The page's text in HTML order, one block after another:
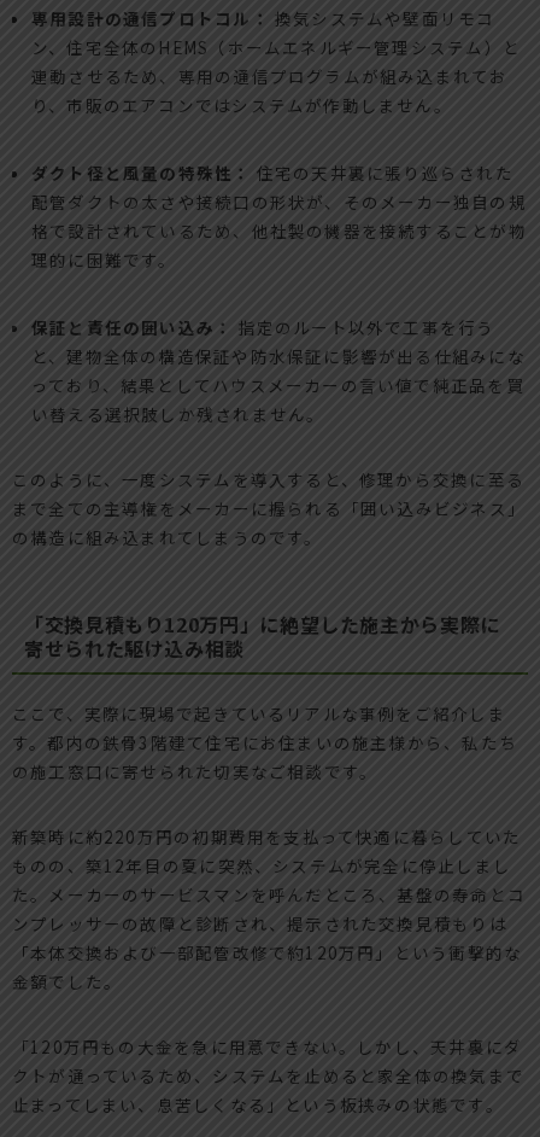
専用設計の通信プロトコル： 換気システムや壁面リモコ
ン、住宅全体のHEMS（ホームエネルギー管理システム）と
連動させるため、専用の通信プログラムが組み込まれてお
り、市販のエアコンではシステムが作動しません。
ダクト径と風量の特殊性： 住宅の天井裏に張り巡らされた
配管ダクトの太さや接続口の形状が、そのメーカー独自の規
格で設計されているため、他社製の機器を接続することが物
理的に困難です。
保証と責任の囲い込み： 指定のルート以外で工事を行う
と、建物全体の構造保証や防水保証に影響が出る仕組みにな
っており、結果としてハウスメーカーの言い値で純正品を買
い替える選択肢しか残されません。
このように、一度システムを導入すると、修理から交換に至る
まで全ての主導権をメーカーに握られる「囲い込みビジネス」
の構造に組み込まれてしまうのです。
「交換見積もり120万円」に絶望した施主から実際に
寄せられた駆け込み相談
ここで、実際に現場で起きているリアルな事例をご紹介しま
す。都内の鉄骨3階建て住宅にお住まいの施主様から、私たち
の施工窓口に寄せられた切実なご相談です。
新築時に約220万円の初期費用を支払って快適に暮らしていた
ものの、築12年目の夏に突然、システムが完全に停止しまし
た。メーカーのサービスマンを呼んだところ、基盤の寿命とコ
ンプレッサーの故障と診断され、提示された交換見積もりは
「本体交換および一部配管改修で約120万円」という衝撃的な
金額でした。
「120万円もの大金を急に用意できない。しかし、天井裏にダ
クトが通っているため、システムを止めると家全体の換気まで
止まってしまい、息苦しくなる」という板挟みの状態です。